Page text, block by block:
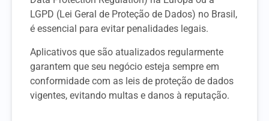
LGPD (Lei Geral de Proteção de Dados) no Brasil,
é essencial para evitar penalidades legais.
Aplicativos que são atualizados regularmente
garantem que seu negócio esteja sempre em
conformidade com as leis de proteção de dados
vigentes, evitando multas e danos à reputação.